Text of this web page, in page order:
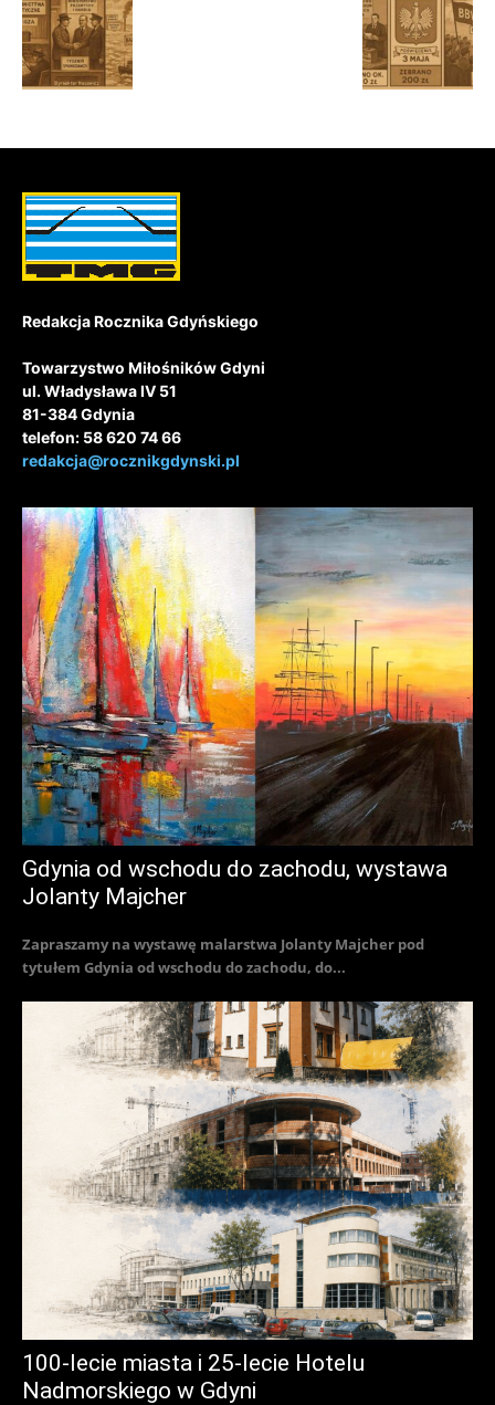
Redakcja Rocznika Gdyńskiego
Towarzystwo Miłośników Gdyni
ul. Władysława IV 51
81-384 Gdynia
telefon: 58 620 74 66
redakcja@rocznikgdynski.pl
Gdynia od wschodu do zachodu, wystawa
Jolanty Majcher
Zapraszamy na wystawę malarstwa Jolanty Majcher pod
tytułem Gdynia od wschodu do zachodu, do...
100-lecie miasta i 25-lecie Hotelu
Nadmorskiego w Gdyni